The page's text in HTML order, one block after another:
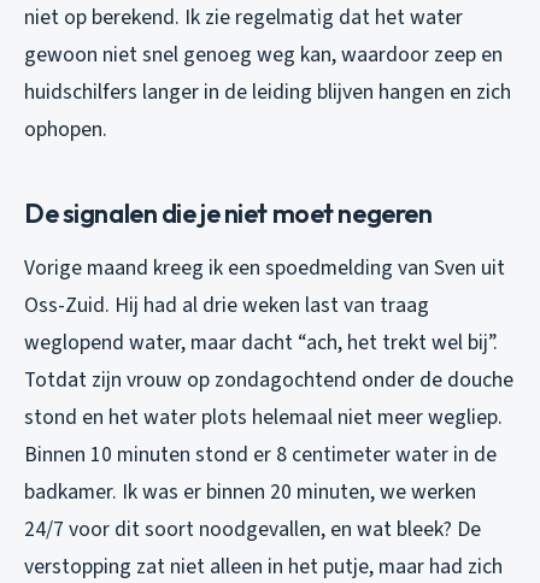
niet op berekend. Ik zie regelmatig dat het water
gewoon niet snel genoeg weg kan, waardoor zeep en
huidschilfers langer in de leiding blijven hangen en zich
ophopen.
De signalen die je niet moet negeren
Vorige maand kreeg ik een spoedmelding van Sven uit
Oss-Zuid. Hij had al drie weken last van traag
weglopend water, maar dacht “ach, het trekt wel bij”.
Totdat zijn vrouw op zondagochtend onder de douche
stond en het water plots helemaal niet meer wegliep.
Binnen 10 minuten stond er 8 centimeter water in de
badkamer. Ik was er binnen 20 minuten, we werken
24/7 voor dit soort noodgevallen, en wat bleek? De
verstopping zat niet alleen in het putje, maar had zich